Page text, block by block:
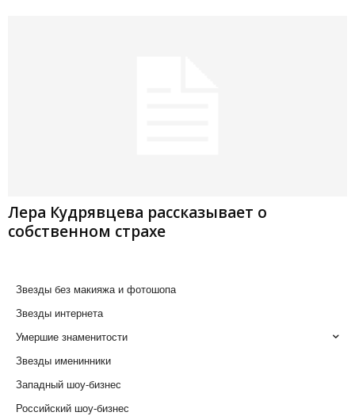
Лера Кудрявцева рассказывает о
собственном страхе
Звезды без макияжа и фотошопа
Звезды интернета
Умершие знаменитости
Звезды именинники
Западный шоу-бизнес
Российский шоу-бизнес